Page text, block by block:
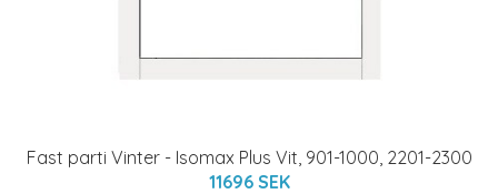
Fast parti Vinter - Isomax Plus Vit, 901-1000, 2201-2300
11696 SEK